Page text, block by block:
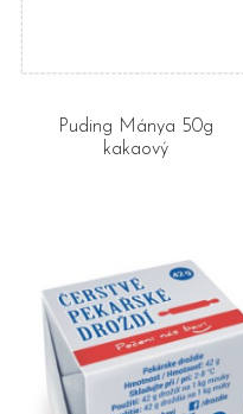
Puding Mánya 50g
kakaový